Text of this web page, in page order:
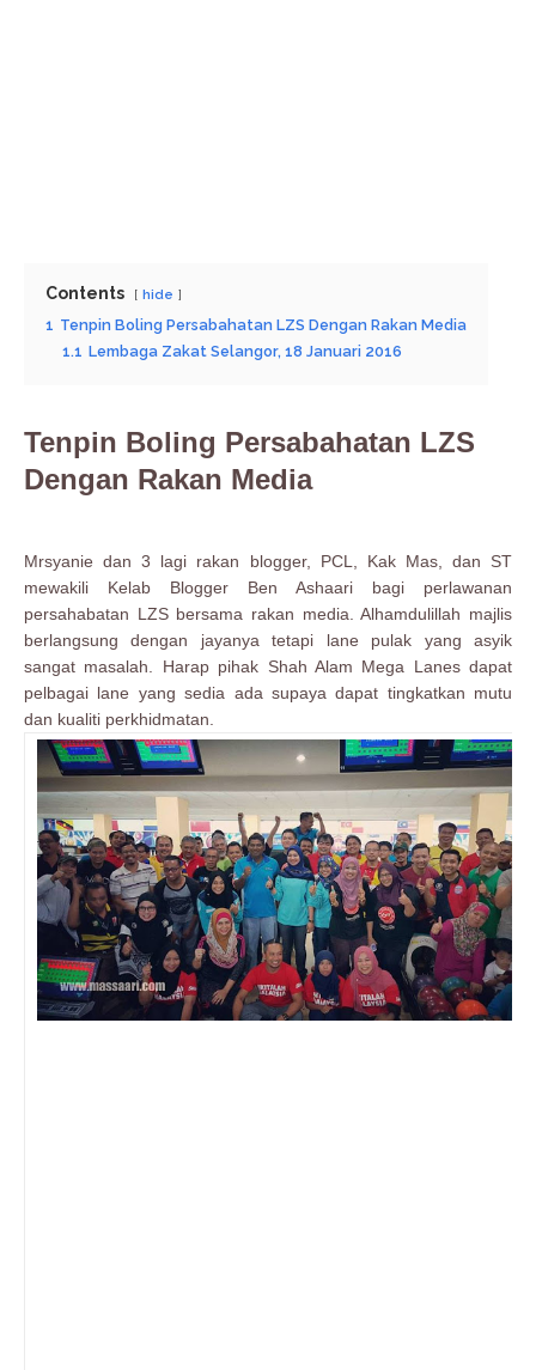
Contents hide
1 Tenpin Boling Persabahatan LZS Dengan Rakan Media
1.1 Lembaga Zakat Selangor, 18 Januari 2016
Tenpin Boling Persabahatan LZS
Dengan Rakan Media
Mrsyanie dan 3 lagi rakan blogger, PCL, Kak Mas, dan ST
mewakili Kelab Blogger Ben Ashaari bagi perlawanan
persahabatan LZS bersama rakan media. Alhamdulillah majlis
berlangsung dengan jayanya tetapi lane pulak yang asyik
sangat masalah. Harap pihak Shah Alam Mega Lanes dapat
pelbagai lane yang sedia ada supaya dapat tingkatkan mutu
dan kualiti perkhidmatan.